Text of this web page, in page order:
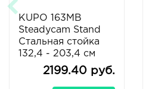
KUPO 163MB
Steadycam Stand
Стальная стойка
132,4 - 203,4 см
2199.40 руб.